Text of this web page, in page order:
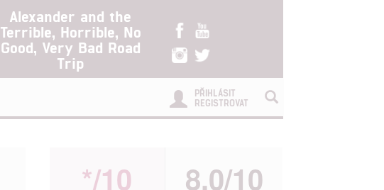
Alexander and the
Terrible, Horrible, No
Good, Very Bad Road
Trip
PŘIHLÁSIT
REGISTROVAT
*/10 8.0/10